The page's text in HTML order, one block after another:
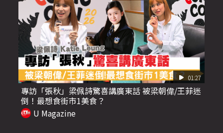
01:27
專訪「張秋」梁佩詩驚喜講廣東話 被梁朝偉/王菲迷
倒！最想食街市1美食？
U Magazine